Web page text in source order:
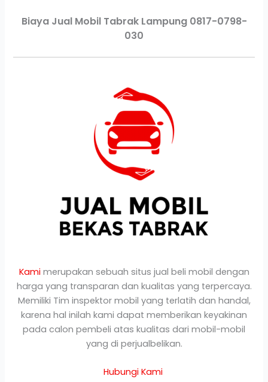
Biaya Jual Mobil Tabrak Lampung 0817-0798-
030
Kamimerupakan sebuah situs jual beli mobil dengan
harga yang transparan dan kualitas yang terpercaya.
Memiliki Tim inspektor mobil yang terlatih dan handal,
karena hal inilah kami dapat memberikan keyakinan
pada calon pembeli atas kualitas dari mobil-mobil
yang di perjualbelikan.
Hubungi Kami